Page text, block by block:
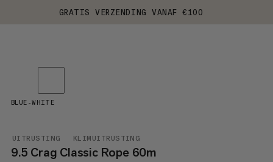
GRATIS VERZENDING VANAF €100
UITRUSTING KLIMUITRUSTING
9.5 Crag Classic Rope 60m
BLUE-WHITE